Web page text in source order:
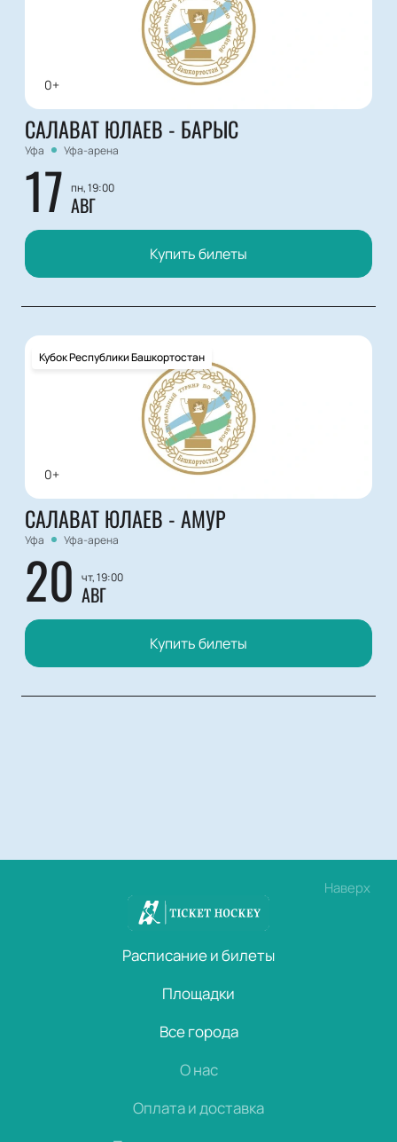
0+
САЛАВАТ ЮЛАЕВ - БАРЫС
Уфа Уфа-арена
17 пн, 19:00
АВГ
Купить билеты
0+
Кубок Республики Башкортостан
САЛАВАТ ЮЛАЕВ - АМУР
Уфа Уфа-арена
20 чт, 19:00
АВГ
Купить билеты
Наверх
Расписание и билеты
Площадки
Все города
О нас
Оплата и доставка